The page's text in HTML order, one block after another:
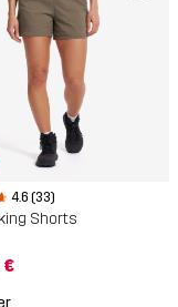
4.6 (33)
Shorts
€